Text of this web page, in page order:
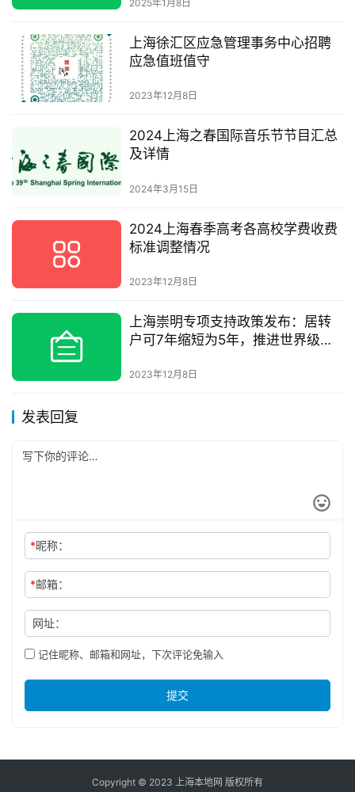
2025年1月8日
上海徐汇区应急管理事务中心招聘
应急值班值守
2023年12月8日
2024上海之春国际音乐节节目汇总
及详情
2024年3月15日
2024上海春季高考各高校学费收费
标准调整情况
2023年12月8日
上海崇明专项支持政策发布：居转
户可7年缩短为5年，推进世界级生
2023年12月8日
发表回复
*昵称：
*邮箱：
网址：
记住昵称、邮箱和网址，下次评论免输入
提交
Copyright © 2023 上海本地网 版权所有